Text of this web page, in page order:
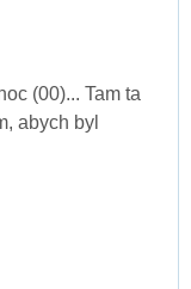
(00)... Tam ta
abych byl